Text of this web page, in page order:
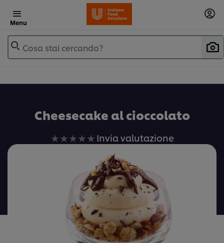
Menu
Cosa stai cercando?
Cheesecake al cioccolato
Nessuna
valutazione
inviata
per
questo
recipe
Invia valutazione